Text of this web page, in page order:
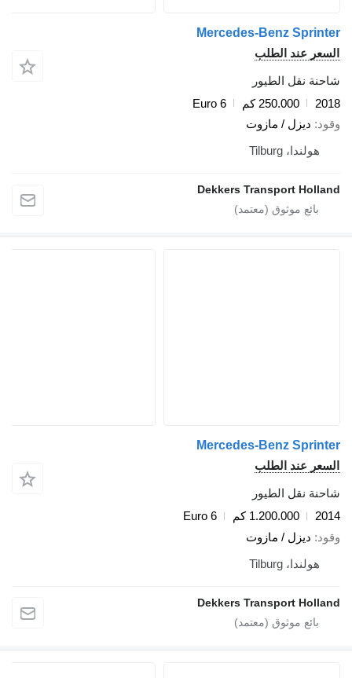
Mercedes-Benz Sprinter
السعر عند الطلب
شاحنة نقل الطيور
2018
250.000 كم
Euro 6
وقود ديزل / مازوت
هولندا، Tilburg
Dekkers Transport Holland
Mercedes-Benz Sprinter
السعر عند الطلب
شاحنة نقل الطيور
2014
1.200.000 كم
Euro 6
وقود ديزل / مازوت
هولندا، Tilburg
Dekkers Transport Holland